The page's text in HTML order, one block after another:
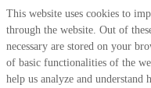
This website uses cookies to
through the website. Out of
necessary are stored on your
of basic functionalities of the
help us analyze and understand